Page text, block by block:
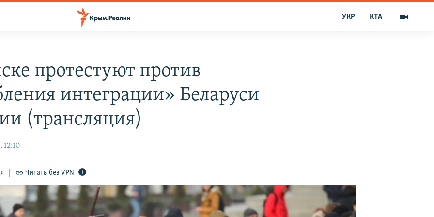
КТА
УКР
протестуют против
интеграции» Беларуси
(трансляция)
12:10
Читать без VPN